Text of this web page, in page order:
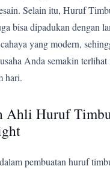
Selain itu, Huruf
bisa dipadukan dengan
yang modern,
Anda semakin
hari.
Ahli Huruf
pembuatan huruf